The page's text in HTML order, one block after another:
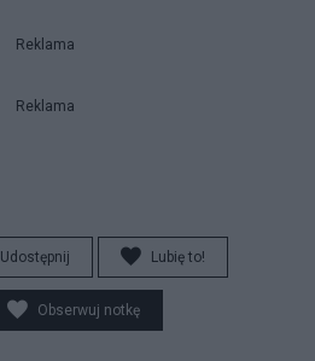
Reklama
Reklama
Udostępnij Lubię to!
Obserwuj notkę